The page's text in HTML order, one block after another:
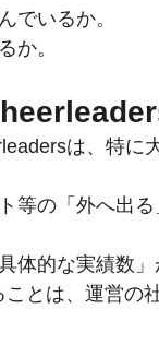
でいるか。
か。
は、特に
等の「外へ出
体的な実績数
とは、運営の